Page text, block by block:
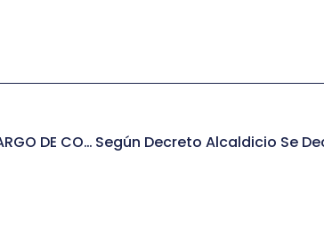
CONCURSO PÚBLICO PARA PROVEER CARGO DE COORDINADORA PROGRAMA MUJERES JEFAS DE HOGAR